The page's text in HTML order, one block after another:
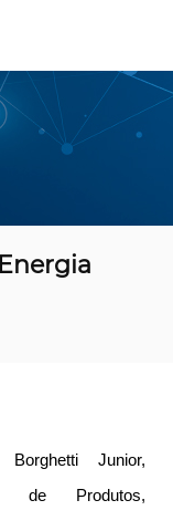
Borghetti Junior,
de Produtos,